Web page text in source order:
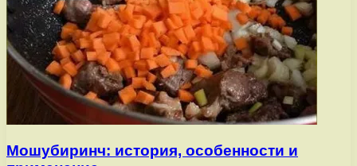
Мошубиринч: история, особенности и